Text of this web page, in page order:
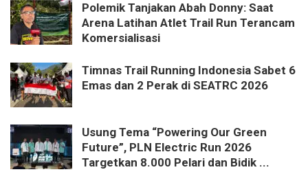
Polemik Tanjakan Abah Donny: Saat
Arena Latihan Atlet Trail Run Terancam
Komersialisasi
Timnas Trail Running Indonesia Sabet 6
Emas dan 2 Perak di SEATRC 2026
Usung Tema “Powering Our Green
Future”, PLN Electric Run 2026
Targetkan 8.000 Pelari dan Bidik ...